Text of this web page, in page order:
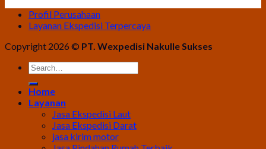
Profil Perusahaan
Layanan Ekspedisi Terpercaya
Copyright 2026 © PT. Wexpedisi Nakulle Sukses
Home
Layanan
Jasa Ekspedisi Laut
Jasa Ekspedisi Darat
jasa kirim motor